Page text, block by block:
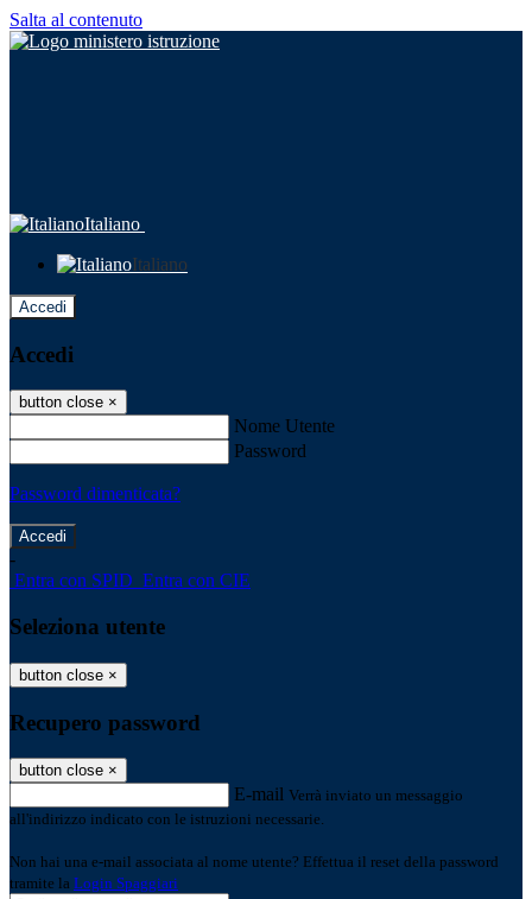
Salta al contenuto
Italiano
Italiano
Accedi
Accedi
button close ×
Nome Utente
Password
Password dimenticata?
-
Entra con SPID Entra con CIE
Seleziona utente
button close ×
Recupero password
button close ×
E-mail Verrà inviato un messaggio
all'indirizzo indicato con le istruzioni necessarie.
Non hai una e-mail associata al nome utente? Effettua il reset della password
tramite la Login Spaggiari